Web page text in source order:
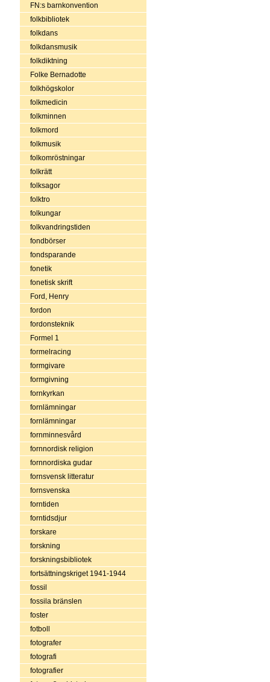
FN:s barnkonvention
folkbibliotek
folkdans
folkdansmusik
folkdiktning
Folke Bernadotte
folkhögskolor
folkmedicin
folkminnen
folkmord
folkmusik
folkomröstningar
folkrätt
folksagor
folktro
folkungar
folkvandringstiden
fondbörser
fondsparande
fonetik
fonetisk skrift
Ford, Henry
fordon
fordonsteknik
Formel 1
formelracing
formgivare
formgivning
fornkyrkan
fornlämningar
fornlämningar
fornminnesvård
fornnordisk religion
fornnordiska gudar
fornsvensk litteratur
fornsvenska
forntiden
forntidsdjur
forskare
forskning
forskningsbibliotek
fortsättningskriget 1941-1944
fossil
fossila bränslen
foster
fotboll
fotografer
fotografi
fotografier